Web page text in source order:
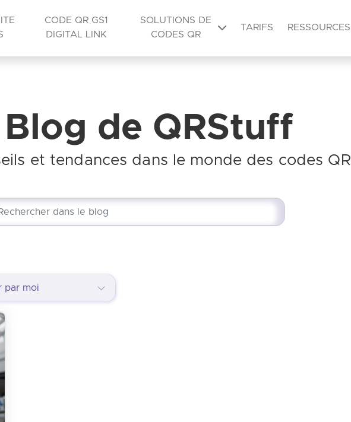
CODE QR GS1
DIGITAL LINK
SOLUTIONS DE
CODES QR
TARIFS RESSOURCES
Blog de QRStuff
et tendances dans le monde des codes QR